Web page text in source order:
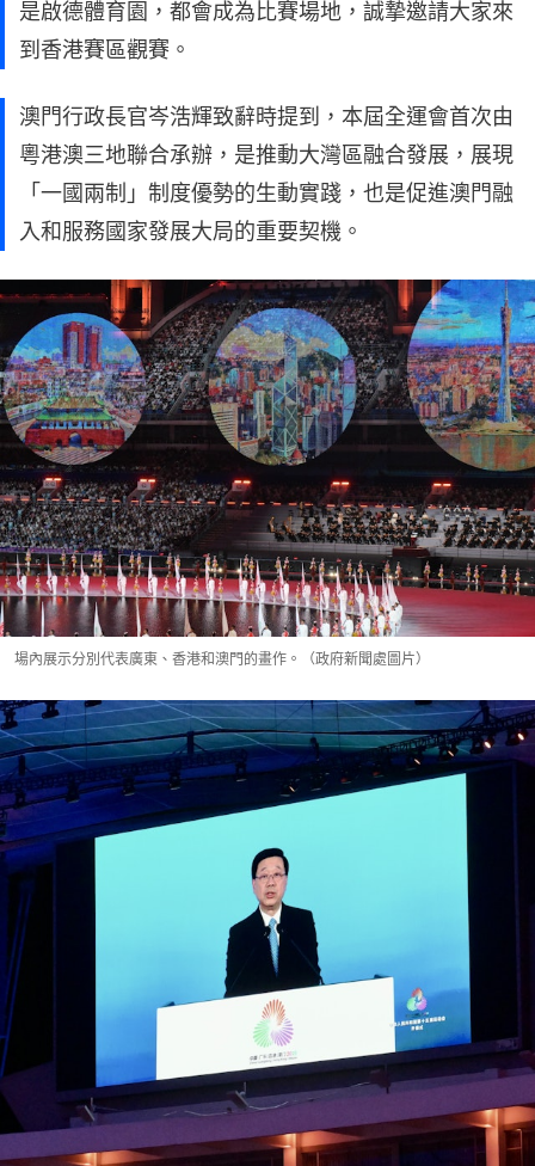
是啟德體育園，都會成為比賽場地，誠摯邀請大家來
到香港賽區觀賽。
澳門行政長官岑浩輝致辭時提到，本屆全運會首次由
粵港澳三地聯合承辦，是推動大灣區融合發展，展現
「一國兩制」制度優勢的生動實踐，也是促進澳門融
入和服務國家發展大局的重要契機。
場內展示分別代表廣東、香港和澳門的畫作。（政府新聞處圖片）